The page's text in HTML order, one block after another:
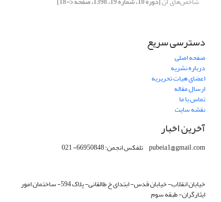
دسترسی سریع
صفحه اصلی
درباره نشریه
اعضای هیات تحریریه
ارسال مقاله
تماس با ما
نقشه سایت
آخرین اخبار
pubeia1@gmail.com تلفکس انجمن: 66950848- 021
خیابان انقلاب- خیابان قدس- ابتدای خ طالقانی- پلاک 594- ساختمان امور
ایثارگران- طبقه سوم